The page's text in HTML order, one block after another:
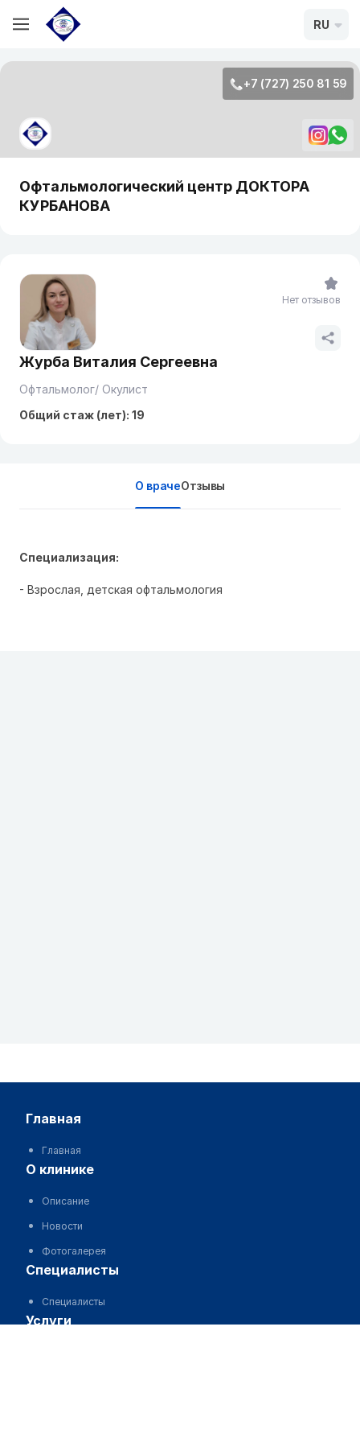
RU
+7 (727) 250 81 59
Офтальмологический центр ДОКТОРА
КУРБАНОВА
Журба Виталия Сергеевна
Офтальмолог/ Окулист
Общий стаж (лет): 19
Нет отзывов
О врачеОтзывы
Специализация:
- Взрослая, детская офтальмология
главная
Главная
о клинике
Описание
Новости
Фотогалерея
специалисты
Специалисты
услуги